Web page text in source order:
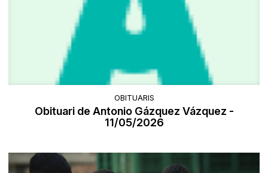
OBITUARIS
Obituari de Antonio Gázquez Vázquez -
11/05/2026